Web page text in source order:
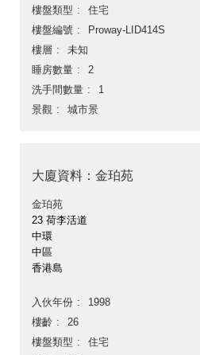
樓盤類型
住宅
樓盤編號
Proway-LID414S
樓層
未知
睡房數量
2
洗手間數量
1
景觀
城市景
大廈資料：金珀苑
金珀苑
23 荷李活道
中環
中區
香港島
入伙年份
1998
樓齡
26
樓盤類型
住宅